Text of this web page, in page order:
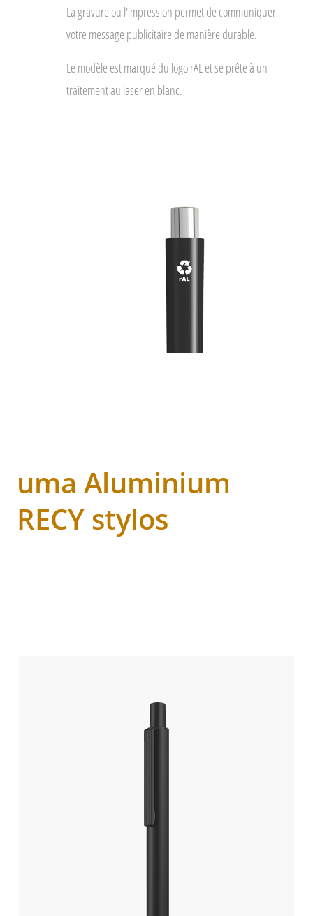
La gravure ou l'impression permet de communiquer
votre message publicitaire de manière durable.
Le modèle est marqué du logo rAL et se prête à un
traitement au laser en blanc.
uma Aluminium
RECY stylos